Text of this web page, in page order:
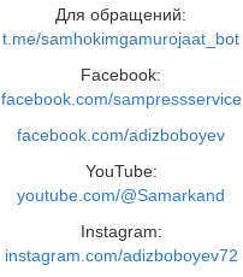
Для обращений:
t.me/samhokimgamurojaat_bot
Facebook:
facebook.com/sampressservice
facebook.com/adizboboyev
YouTube:
youtube.com/@Samarkand
Instagram:
instagram.com/adizboboyev72